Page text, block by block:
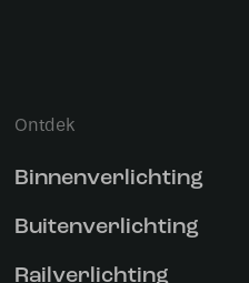
Ontdek
Binnenverlichting
Buitenverlichting
Railverlichting